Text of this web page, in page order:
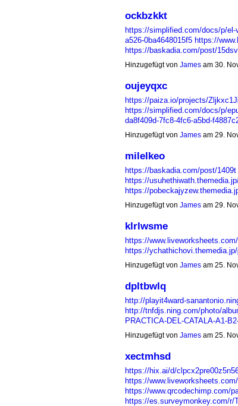
ockbzkkt
https://simplified.com/docs/p/el-
a526-0ba4648015f5 https://
https://baskadia.com/post/
Hinzugefügt von Jamesam 30.
oujeyqxc
https://paiza.io/projects/
https://simplified.com/docs/p/
da8f409d-7fc8-4fc6-a5bd-
Hinzugefügt von Jamesam 29.
milelkeo
https://baskadia.com/post/1409t
https://
https://
Hinzugefügt von Jamesam 29.
klrlwsme
https://
https://
Hinzugefügt von Jamesam 25.
dpltbwlq
http://playit4ward-
http://tnfdjs.ning.com/photo/
PRACTICA-DEL-CATALA-A1-
Hinzugefügt von Jamesam 25.
xectmhsd
https://hix.ai/d/
https://
https://www.qrcodechimp.com/
https://es.surveymonkey.com/r/